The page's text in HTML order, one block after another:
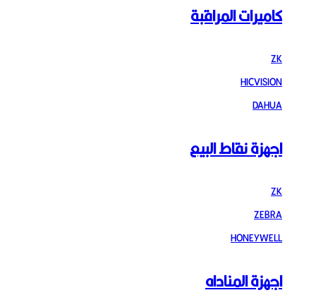
كاميرات المراقبة
ZK
HICVISION
DAHUA
اجهزة نقاط البيع
ZK
ZEBRA
HONEYWELL
اجهزة المناداه